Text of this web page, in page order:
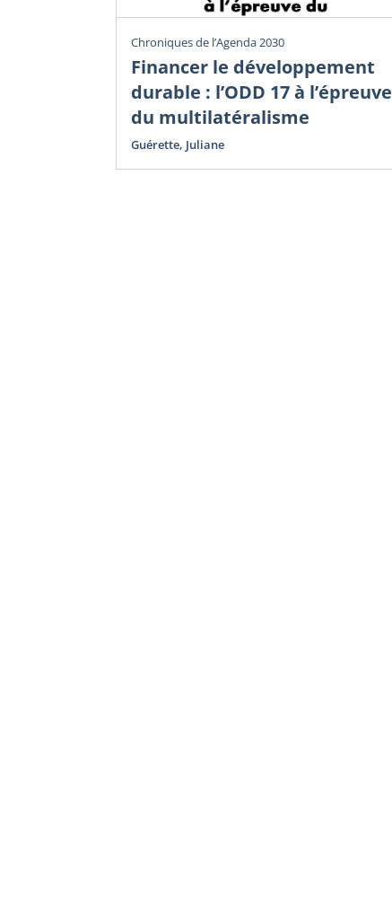
Chroniques de l’Agenda 2030
Financer le développement
durable : l’ODD 17 à l’épreuve
du multilatéralisme
Guérette, Juliane